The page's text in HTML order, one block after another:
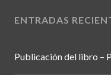
ENTRADAS
Publicación del libro –